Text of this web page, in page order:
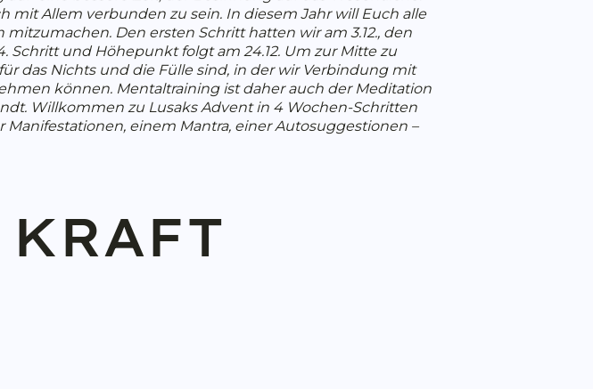
Allem verbunden zu sein. In diesem Jahr will Euch alle
Den ersten Schritt hatten wir am 3.12., den
Schritt und Höhepunkt folgt am 24.12. Um zur Mitte zu
das Nichts und die Fülle sind, in der wir Verbindung mit
können. Mentaltraining ist daher auch der Meditation
Willkommen zu Lusaks Advent in 4 Wochen-Schritten
Manifestationen, einem Mantra, einer Autosuggestionen –